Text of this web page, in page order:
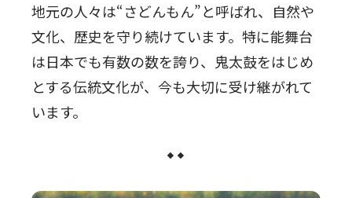
地元の人々は“さどんもん”と呼ばれ、自然や
文化、歴史を守り続けています。特に能舞台
は日本でも有数の数を誇り、鬼太鼓をはじめ
とする伝統文化が、今も大切に受け継がれて
います。